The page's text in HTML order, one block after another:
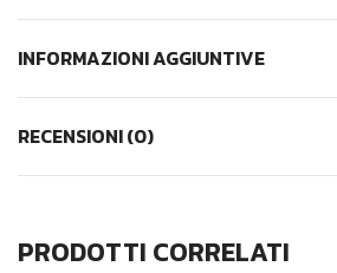
INFORMAZIONI AGGIUNTIVE
RECENSIONI (0)
PRODOTTI CORRELATI